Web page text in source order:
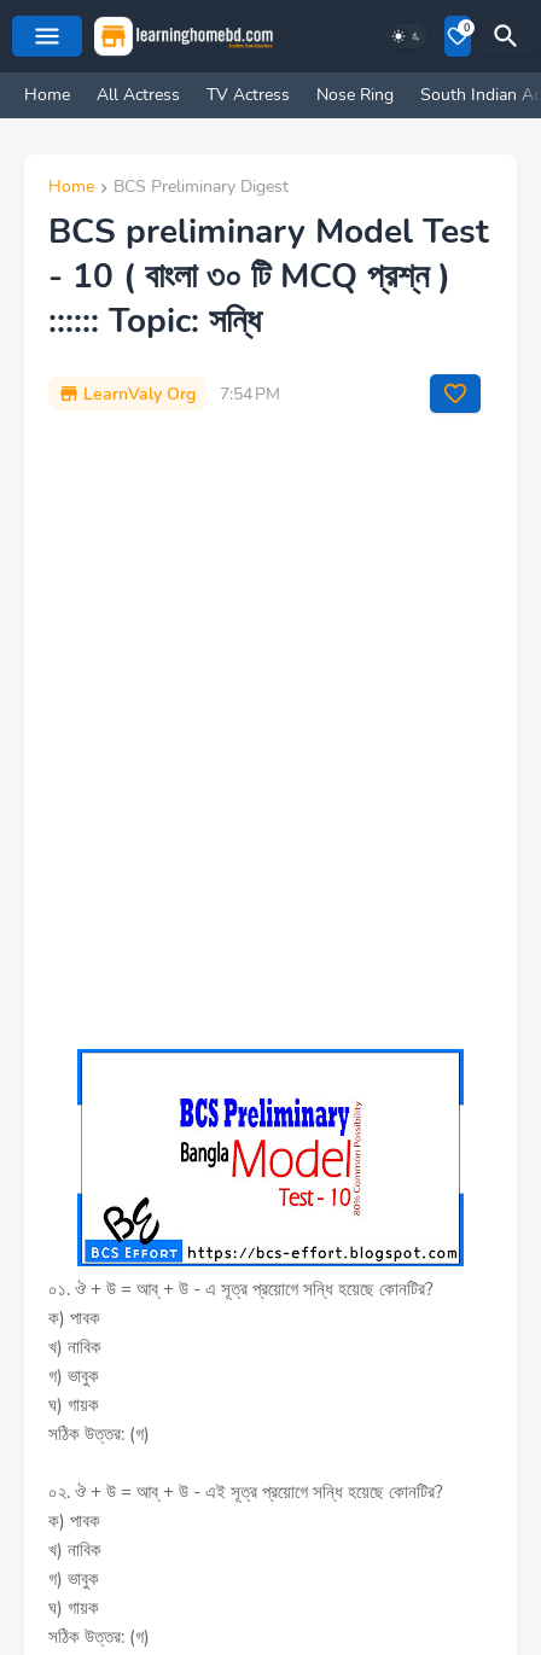
0
Home All Actress TV Actress Nose Ring South Indian
Home BCS Preliminary Digest
BCS preliminary Model Test
- 10 ( বাংলা ৩০ টি MCQ প্রশ্ন )
:::::: Topic: সন্ধি
LearnValy Org 7:54 PM
০১. ঔ + উ = আব্ + উ - এ সূত্র প্রয়োগে সন্ধি হয়েছে কোনটির?
ক) পাবক
খ) নাবিক
গ) ভাবুক
ঘ) গায়ক
সঠিক উত্তর: (গ)
০২. ঔ + উ = আব্ + উ - এই সূত্র প্রয়োগে সন্ধি হয়েছে কোনটির?
ক) পাবক
খ) নাবিক
গ) ভাবুক
ঘ) গায়ক
সঠিক উত্তর: (গ)